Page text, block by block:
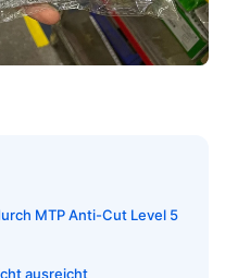
MTP Anti-Cut Level 5
ausreicht